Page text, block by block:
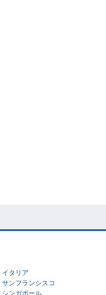
イタリア
サンフランシスコ
シンガポール